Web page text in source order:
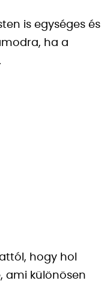
is egységes és
ha a
hogy hol
ami különösen